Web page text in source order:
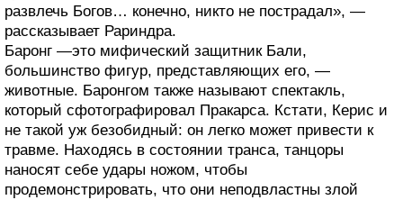
развлечь Богов… конечно, никто не пострадал», —
рассказывает Рариндра.
Баронг —это мифический защитник Бали,
большинство фигур, представляющих его, —
животные. Баронгом также называют спектакль,
который сфотографировал Пракарса. Кстати, Керис и
не такой уж безобидный: он легко может привести к
травме. Находясь в состоянии транса, танцоры
наносят себе удары ножом, чтобы
продемонстрировать, что они неподвластны злой